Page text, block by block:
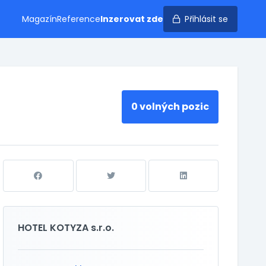
MagazínReferenceInzerovat zde Přihlásit se
0 volných pozic
HOTEL KOTYZA s.r.o.